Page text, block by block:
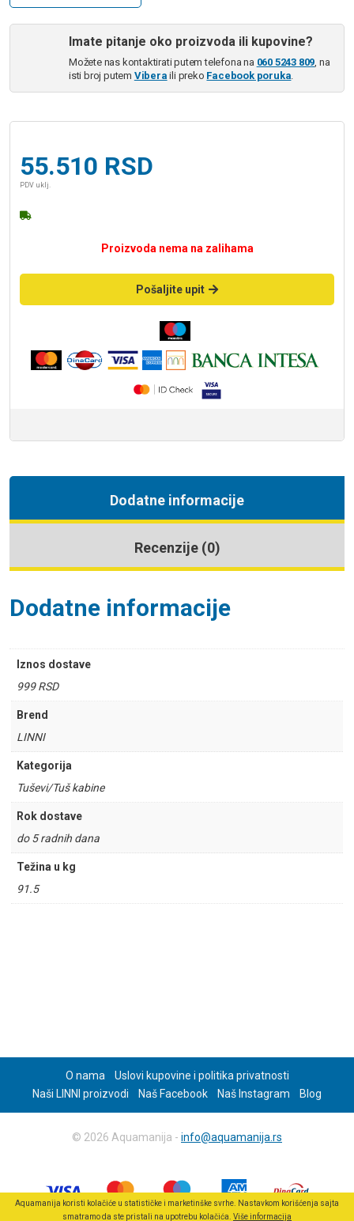
Imate pitanje oko proizvoda ili kupovine?
Možete nas kontaktirati putem telefona na 060 5243 809, na
isti broj putem Vibera ili preko Facebook poruka.
55.510 RSD
PDV uklj.
Proizvoda nema na zalihama
Pošaljite upit
Dodatne informacije
Recenzije (0)
Dodatne informacije
Iznos dostave
999 RSD
Brend
LINNI
Kategorija
Tuševi/Tuš kabine
Rok dostave
do 5 radnih dana
Težina u kg
91.5
O nama
Uslovi kupovine i politika privatnosti
Naši LINNI proizvodi
Naš Facebook Naš Instagram Blog
© 2026 Aquamanija - info@aquamanija.rs
Aquamanija koristi kolačiće u statističke i marketinške svrhe. Nastavkom korišćenja sajta
smatramo da ste pristali na upotrebu kolačića. Više informacija